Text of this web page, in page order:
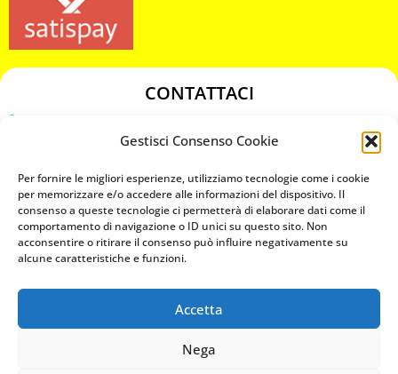
Gestisci Consenso Cookie
Per fornire le migliori esperienze, utilizziamo tecnologie come i cookie
per memorizzare e/o accedere alle informazioni del dispositivo. Il
consenso a queste tecnologie ci permetterà di elaborare dati come il
comportamento di navigazione o ID unici su questo sito. Non
acconsentire o ritirare il consenso può influire negativamente su
alcune caratteristiche e funzioni.
Accetta
Nega
CONTATTACI
chiavicodificate@gmail.com
Privacy Policy
Cookie Policy
MAPS
CHIAMA ORA